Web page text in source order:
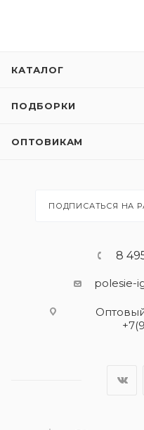
КАТАЛОГ
ПОДБОРКИ
ОПТОВИКАМ
ПОДПИСАТЬСЯ НА
8
polesie-